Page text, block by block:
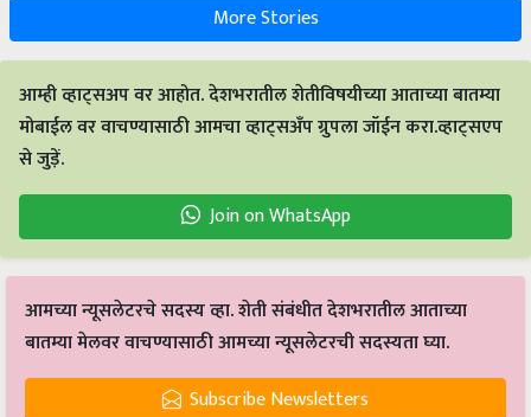
More Stories
आम्ही व्हाट्सअप वर आहोत. देशभरातील शेतीविषयीच्या आताच्या बातम्या
मोबाईल वर वाचण्यासाठी आमचा व्हाट्सअँप ग्रुपला जॉईन करा.व्हाट्सएप
से जुड़ें.
Join on WhatsApp
आमच्या न्यूसलेटरचे सदस्य व्हा. शेती संबंधीत देशभरातील आताच्या
बातम्या मेलवर वाचण्यासाठी आमच्या न्यूसलेटरची सदस्यता घ्या.
Subscribe Newsletters